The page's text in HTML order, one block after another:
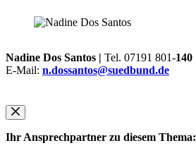
Nadine Dos Santos | Tel. 07191 801-140
E-Mail: n.dossantos@suedbund.de
Ihr Ansprechpartner zu diesem Thema: